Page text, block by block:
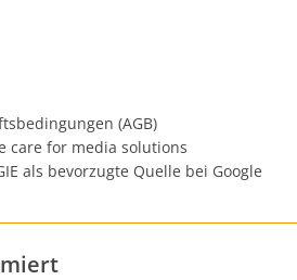
(AGB)
care for media solutions
als bevorzugte Quelle bei Google